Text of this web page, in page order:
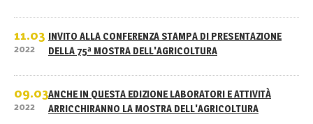
11.03
2022
INVITO ALLA CONFERENZA STAMPA DI PRESENTAZIONE
DELLA 75ª MOSTRA DELL'AGRICOLTURA
09.03
2022
ANCHE IN QUESTA EDIZIONE LABORATORI E ATTIVITÀ
ARRICCHIRANNO LA MOSTRA DELL'AGRICOLTURA